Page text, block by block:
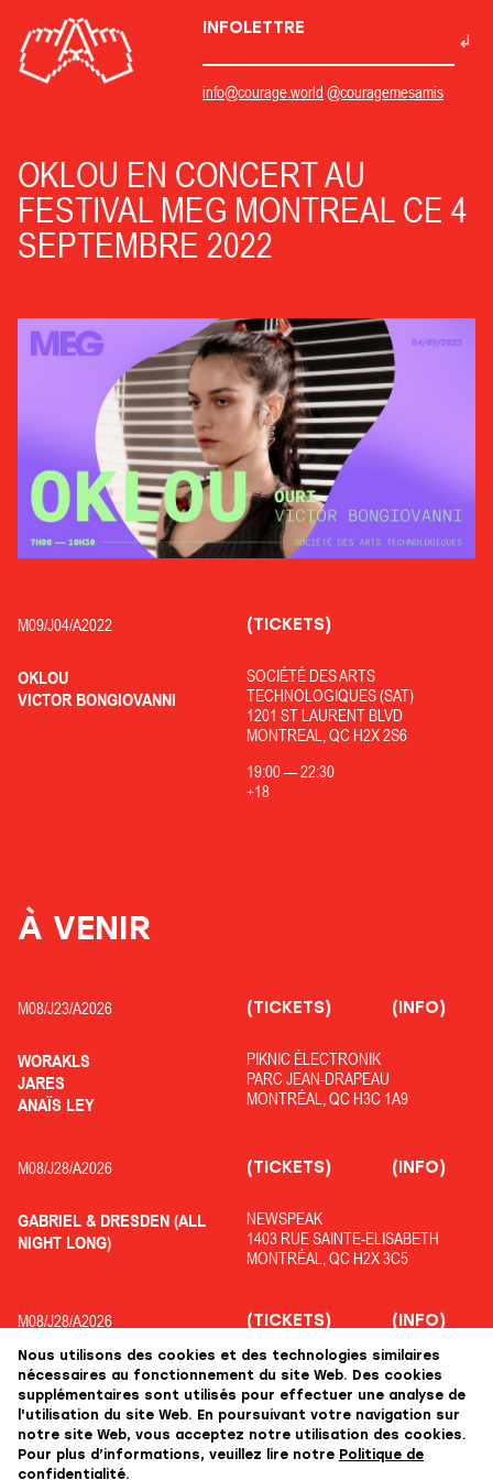
INFOLETTRE
info@courage.world @couragemesamis
OKLOU EN CONCERT AU
FESTIVAL MEG MONTREAL CE 4
SEPTEMBRE 2022
M09/J04/A2022
OKLOU
VICTOR BONGIOVANNI
SOCIÉTÉ DES ARTS
TECHNOLOGIQUES (SAT)
1201 ST LAURENT BLVD
MONTREAL, QC H2X 2S6
19:00—22:30
+18
(TICKETS)
À VENIR
M08/J23/A2026
WORAKLS
JARES
ANAÏS LEY
PIKNIC ÉLECTRONIK
PARC JEAN-DRAPEAU
MONTRÉAL, QC H3C 1A9
(TICKETS) (INFO)
M08/J28/A2026
GABRIEL & DRESDEN (ALL
NIGHT LONG)
NEWSPEAK
1403 RUE SAINTE-ELISABETH
MONTRÉAL, QC H2X 3C5
(TICKETS) (INFO)
M08/J28/A2026
ADRIATIQUE
COLYN
KOLOPHANE
OFF PIKNIC
PARC JEAN-DRAPEAU
MONTRÉAL, QC H3C 1A9
(TICKETS) (INFO)
Nous utilisons des cookies et des technologies similaires
nécessaires au fonctionnement du site Web. Des cookies
supplémentaires sont utilisés pour effectuer une analyse de
l'utilisation du site Web. En poursuivant votre navigation sur
notre site Web, vous acceptez notre utilisation des cookies.
Pour plus d’informations, veuillez lire notre Politique de
confidentialité.